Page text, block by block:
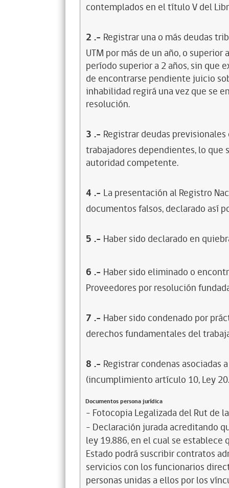
contemplados en el título V del
2 .- Registrar una o más deudas
UTM por más de un año, o
período superior a 2 años, sin que
de encontrarse pendiente juicio
inhabilidad regirá una vez que se
resolución.
3 .- Registrar deudas
trabajadores dependientes, lo
autoridad competente.
4 .- La presentación al Registro
documentos falsos, declarado así
5 .- Haber sido declarado en
6 .- Haber sido eliminado o
Proveedores por resolución
7 .- Haber sido condenado por
derechos fundamentales del
8 .- Registrar condenas asociadas
(incumplimiento artículo 10, Ley
Documentos persona jurídica
- Fotocopia Legalizada del Rut de
- Declaración jurada acreditando
ley 19.886, en el cual se
Estado podrá suscribir contratos
servicios con los funcionarios
personas unidas a ellos por los